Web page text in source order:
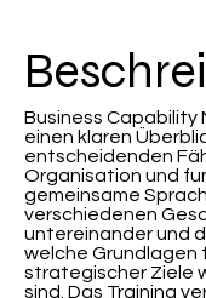
Business
einen klaren
entscheidenden
Organisation und
gemeinsame
verschiedenen
untereinander und
welche Grundlagen
strategischer Ziele
sind. Das Training